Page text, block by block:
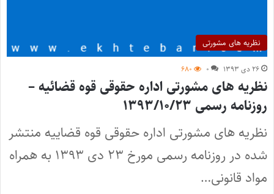
نظریه های مشورتی
۲۶ دی ۱۳۹۳ ۰ ۶۸۰
نظریه های مشورتی اداره حقوقی قوه قضائیه –
روزنامه رسمی ۱۳۹۳/۱۰/۲۳
نظریه های مشورتی اداره حقوقی قوه قضاییه منتشر
شده در روزنامه رسمی مورخ ۲۳ دی ۱۳۹۳ به همراه
مواد قانونی…